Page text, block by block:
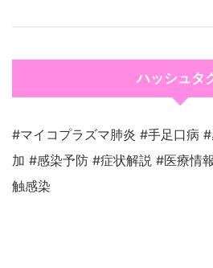
ハッシュタ
#マイコプラズマ肺炎 #手足口病
加 #感染予防 #症状解説 #医療情
触感染